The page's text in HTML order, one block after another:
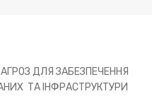
ДЛЯ ЗАБЕЗПЕЧЕННЯ
ТА ІНФРАСТРУКТУРИ